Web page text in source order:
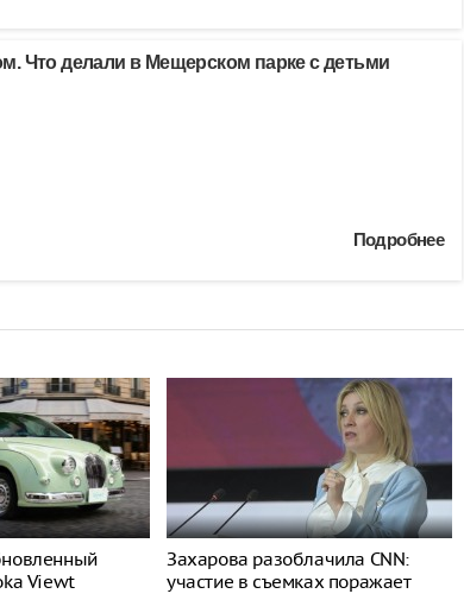
Что делали в Мещерском парке с детьми
Подробнее
Viewt
Захарова разоблачила CNN:
участие в съемках поражает